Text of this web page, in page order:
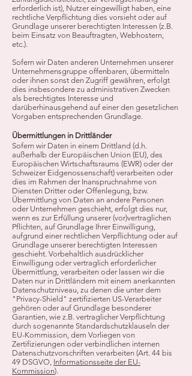
erforderlich ist), Nutzer eingewilligt haben, eine
rechtliche Verpflichtung dies vorsieht oder auf
Grundlage unserer berechtigten Interessen (z.B.
beim Einsatz von Beauftragten, Webhostern,
etc.).
Sofern wir Daten anderen Unternehmen unserer
Unternehmensgruppe offenbaren, übermitteln
oder ihnen sonst den Zugriff gewähren, erfolgt
dies insbesondere zu administrativen Zwecken
als berechtigtes Interesse und
darüberhinausgehend auf einer den gesetzlichen
Vorgaben entsprechenden Grundlage.
Übermittlungen in Drittländer
Sofern wir Daten in einem Drittland (d.h.
außerhalb der Europäischen Union (EU), des
Europäischen Wirtschaftsraums (EWR) oder der
Schweizer Eidgenossenschaft) verarbeiten oder
dies im Rahmen der Inanspruchnahme von
Diensten Dritter oder Offenlegung, bzw.
Übermittlung von Daten an andere Personen
oder Unternehmen geschieht, erfolgt dies nur,
wenn es zur Erfüllung unserer (vor)vertraglichen
Pflichten, auf Grundlage Ihrer Einwilligung,
aufgrund einer rechtlichen Verpflichtung oder auf
Grundlage unserer berechtigten Interessen
geschieht. Vorbehaltlich ausdrücklicher
Einwilligung oder vertraglich erforderlicher
Übermittlung, verarbeiten oder lassen wir die
Daten nur in Drittländern mit einem anerkannten
Datenschutzniveau, zu denen die unter dem
"Privacy-Shield" zertifizierten US-Verarbeiter
gehören oder auf Grundlage besonderer
Garantien, wie z.B. vertraglicher Verpflichtung
durch sogenannte Standardschutzklauseln der
EU-Kommission, dem Vorliegen von
Zertifizierungen oder verbindlichen internen
Datenschutzvorschriften verarbeiten (Art. 44 bis
49 DSGVO, Informationsseite der EU-
Kommission).